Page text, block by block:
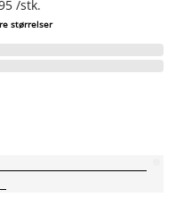
/stk.
størrelser